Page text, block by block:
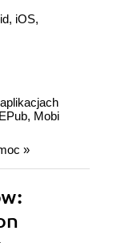
iOS,
Mobi
»